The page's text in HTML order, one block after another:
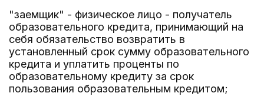
"заемщик" - физическое лицо - получатель
образовательного кредита, принимающий на
себя обязательство возвратить в
установленный срок сумму образовательного
кредита и уплатить проценты по
образовательному кредиту за срок
пользования образовательным кредитом;